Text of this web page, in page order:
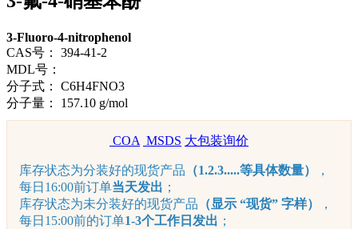
3-Fluoro-4-nitrophenol
CAS号：
394-41-2
MDL号：
分子式：
C6H4FNO3
分子量：
157.10 g/mol
COA MSDS 大包装询价
库存状态为分装好的现货产品 （1.2.3.....等具体数量）
，
每日16:00前订单当天发出 ；
库存状态为未分装好的现货产品 （显示 “现货” 字样）
，
每日15:00前的订单1-3个工作日发出 ；